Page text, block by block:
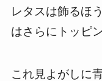
レタスは飾るほ
はさらにトッピ
これ見よがしに